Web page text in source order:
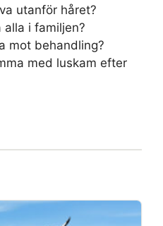
utanför håret?
i familjen?
mot behandling?
med luskam efter